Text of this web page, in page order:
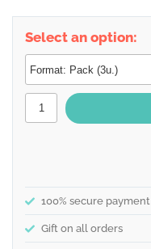
Select an option:
100% secure payment
Gift on all orders